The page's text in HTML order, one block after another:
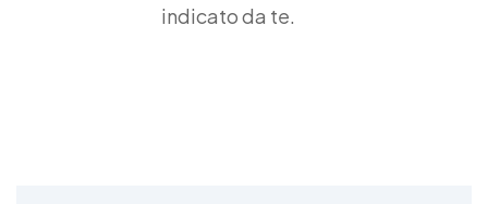
indicato da te.